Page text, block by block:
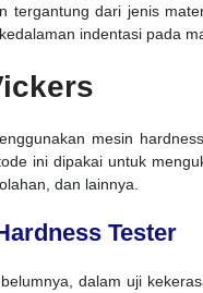
tergantung dari jenis
indentasi pada
mesin
ini dipakai untuk
dan lainnya.
Tester
dalam uji